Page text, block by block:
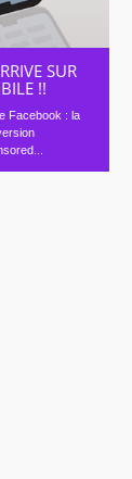
SUR
!!
Facebook : la